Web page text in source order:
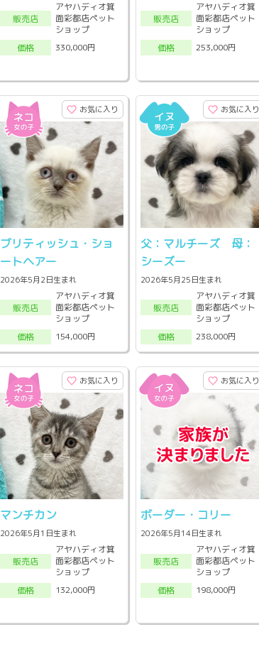
販売店
アヤハディオ箕
面彩都店ペット
ショップ
価格
330,000円
販売店
アヤハディオ箕
面彩都店ペット
ショップ
価格
253,000円
お気に入り
ブリティッシュ・ショ
ートヘアー
2026年5月2日生まれ
販売店
アヤハディオ箕
面彩都店ペット
ショップ
価格
154,000円
お気に入り
父：マルチーズ 母：
シーズー
2026年5月25日生まれ
販売店
アヤハディオ箕
面彩都店ペット
ショップ
価格
238,000円
お気に入り
マンチカン
2026年5月1日生まれ
販売店
アヤハディオ箕
面彩都店ペット
ショップ
価格
132,000円
お気に入り
ボーダー・コリー
2026年5月14日生まれ
販売店
アヤハディオ箕
面彩都店ペット
ショップ
価格
198,000円